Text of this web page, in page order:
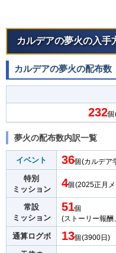
カルデアの夢火の入手
カルデアの夢火の配布数
232個
夢火の配布数内訳一覧
イベント 36個(カルデア
特別
ミッション
4個(2025正月
常設
ミッション
51個
(ストーリー報酬
通算ログボ 13個(3900日)